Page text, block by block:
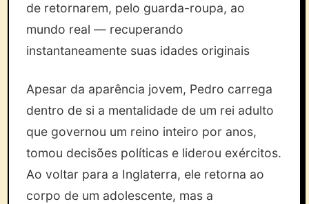
de retornarem, pelo guarda-roupa, ao
mundo real — recuperando
instantaneamente suas idades originais
Apesar da aparência jovem, Pedro carrega
dentro de si a mentalidade de um rei adulto
que governou um reino inteiro por anos,
tomou decisões políticas e liderou exércitos.
Ao voltar para a Inglaterra, ele retorna ao
corpo de um adolescente, mas a